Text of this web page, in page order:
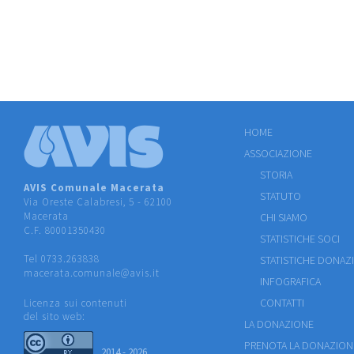
AVIS Comunale Macerata
Via Oreste Calabresi, 5 - 62100
Macerata
C.F. 80001350430
Tel 0733.263838
macerata.comunale@avis.it
Licenza sui contenuti
del sito web:
HOME
ASSOCIAZIONE
STORIA
STATUTO
CHI SIAMO
STATISTICHE SOCI
STATISTICHE
INFOGRAFICA
CONTATTI
LA DONAZIONE
PRENOTA LA